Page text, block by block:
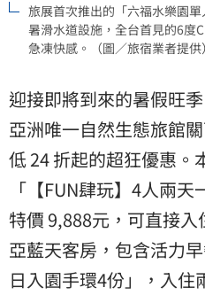
旅展首次推出的「六福水樂園
暑滑水道設施，全台首見的6度
急凍快感。（圖／旅宿業者提供）
迎接即將到來的暑假旺
亞洲唯一自然生態旅館
低 24 折起的超狂優惠。
「【FUN肆玩】4人兩
特價 9,888元，可直接
亞藍天客房，包含活力
日入園手環4份」，入住